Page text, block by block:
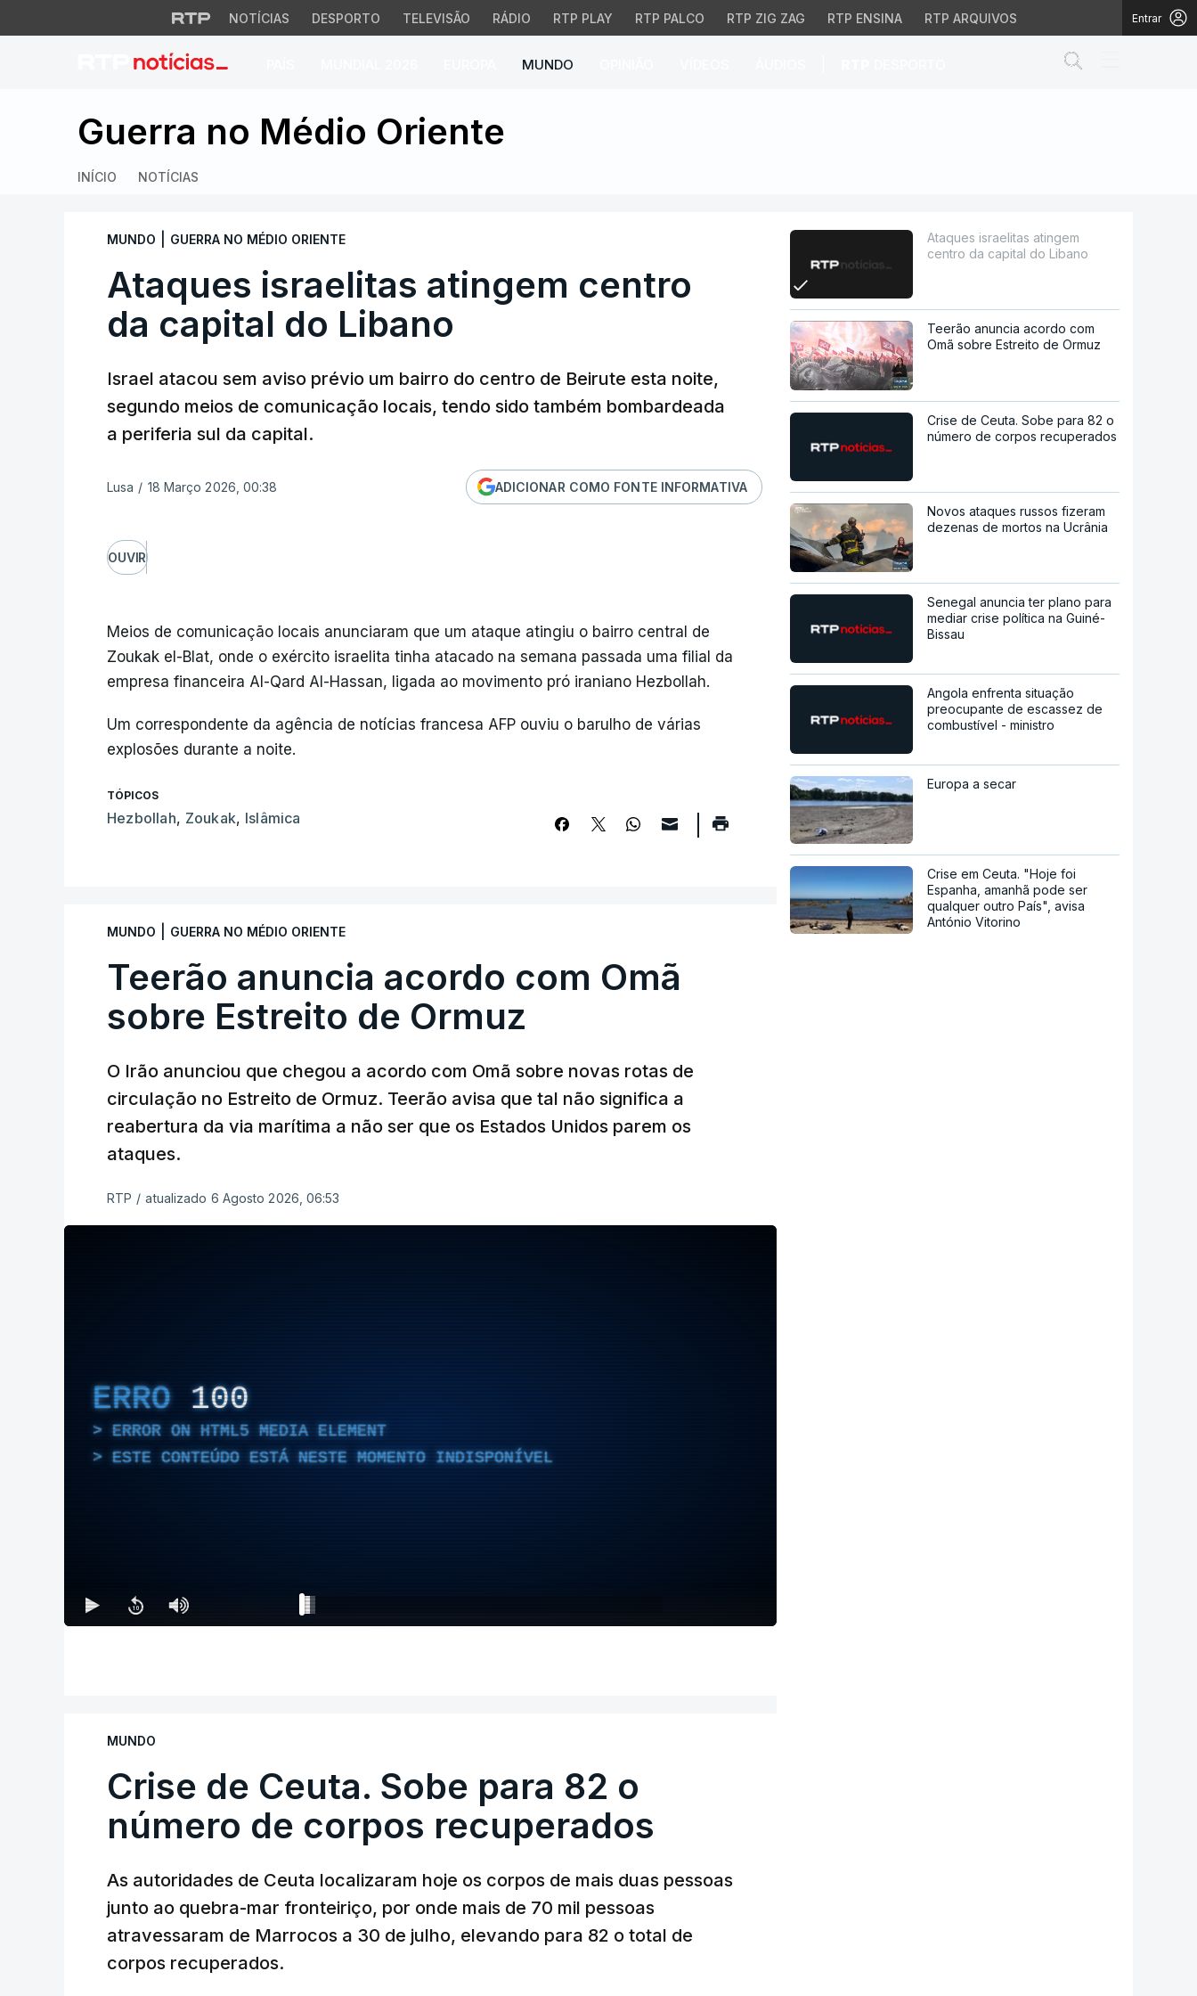
NOTÍCIAS DESPORTO TELEVISÃO RÁDIO RTP PLAY RTP PALCO RTP ZIG ZAG RTP ENSINA RTP ARQUIVOS Entrar
MUNDO
Ataques israelitas atingem centro da capital do Libano
Guerra no Médio Oriente
INÍCIO NOTÍCIAS
MUNDO GUERRA NO MÉDIO ORIENTE
Ataques israelitas atingem centro
da capital do Libano
Israel atacou sem aviso prévio um bairro do centro de Beirute esta noite,
segundo meios de comunicação locais, tendo sido também bombardeada
a periferia sul da capital.
Lusa / 18 Março 2026, 00:38 ADICIONAR COMO FONTE INFORMATIVA
OUVIR
Meios de comunicação locais anunciaram que um ataque atingiu o bairro central de
Zoukak el-Blat, onde o exército israelita tinha atacado na semana passada uma filial da
empresa financeira Al-Qard Al-Hassan, ligada ao movimento pró iraniano Hezbollah.
Um correspondente da agência de notícias francesa AFP ouviu o barulho de várias
explosões durante a noite.
TÓPICOS
Hezbollah, Zoukak, Islâmica
MUNDO GUERRA NO MÉDIO ORIENTE
Teerão anuncia acordo com Omã
sobre Estreito de Ormuz
O Irão anunciou que chegou a acordo com Omã sobre novas rotas de
circulação no Estreito de Ormuz. Teerão avisa que tal não significa a
reabertura da via marítima a não ser que os Estados Unidos parem os
ataques.
RTP / atualizado 6 Agosto 2026, 06:53
ERRO 100
ERROR ON HTML5 MEDIA ELEMENT
ESTE CONTEÚDO ESTÁ NESTE MOMENTO INDISPONÍVEL
MUNDO
Crise de Ceuta. Sobe para 82 o
número de corpos recuperados
As autoridades de Ceuta localizaram hoje os corpos de mais duas pessoas
junto ao quebra-mar fronteiriço, por onde mais de 70 mil pessoas
atravessaram de Marrocos a 30 de julho, elevando para 82 o total de
corpos recuperados.
Ataques israelitas atingem
centro da capital do Libano
Teerão anuncia acordo com
Omã sobre Estreito de Ormuz
Crise de Ceuta. Sobe para 82 o
número de corpos recuperados
Novos ataques russos fizeram
dezenas de mortos na Ucrânia
Senegal anuncia ter plano para
mediar crise política na Guiné-
Bissau
Angola enfrenta situação
preocupante de escassez de
combustível - ministro
Europa a secar
Crise em Ceuta. "Hoje foi
Espanha, amanhã pode ser
qualquer outro País", avisa
António Vitorino